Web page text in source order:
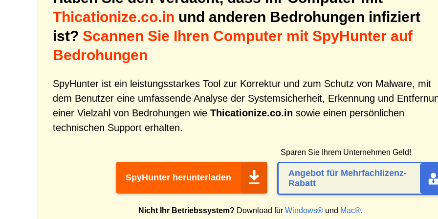
Thicationize.co.in und anderen Bedrohungen infiziert
ist? Scannen Sie Ihren Computer mit SpyHunter auf
Bedrohungen
SpyHunter ist ein leistungsstarkes Tool zur Korrektur und zum Schutz von Malware, mit
dem Benutzer eine umfassende Analyse der Systemsicherheit, Erkennung und
einer Vielzahl von Bedrohungen wie Thicationize.co.in sowie einen persönlichen
technischen Support erhalten.
SpyHunter herunterladen
Sparen Sie Ihrem Unternehmen Geld!
Angebot für Mehrfachlizenz-
Rabatt
Nicht Ihr Betriebssystem? Download für Windows®und Mac®.